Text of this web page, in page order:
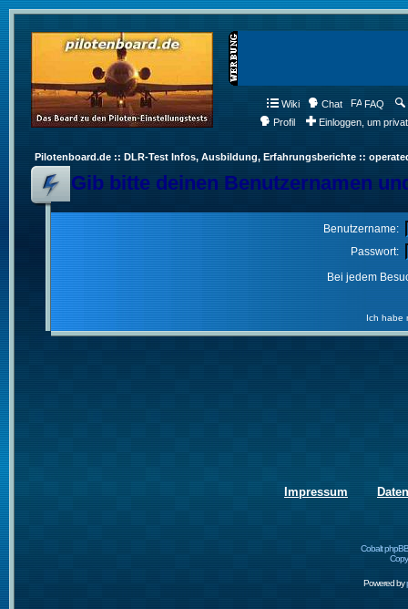
Wiki Chat FAQ
Profil
Einloggen, um
Pilotenboard.de :: DLR-Test Infos, Ausbildung, Erfahrungsberichte ::
Gib bitte deinen Benutzernamen
Benutzername:
Passwort:
Bei jedem
Ich habe
Impressum
Cobalt
Powered by